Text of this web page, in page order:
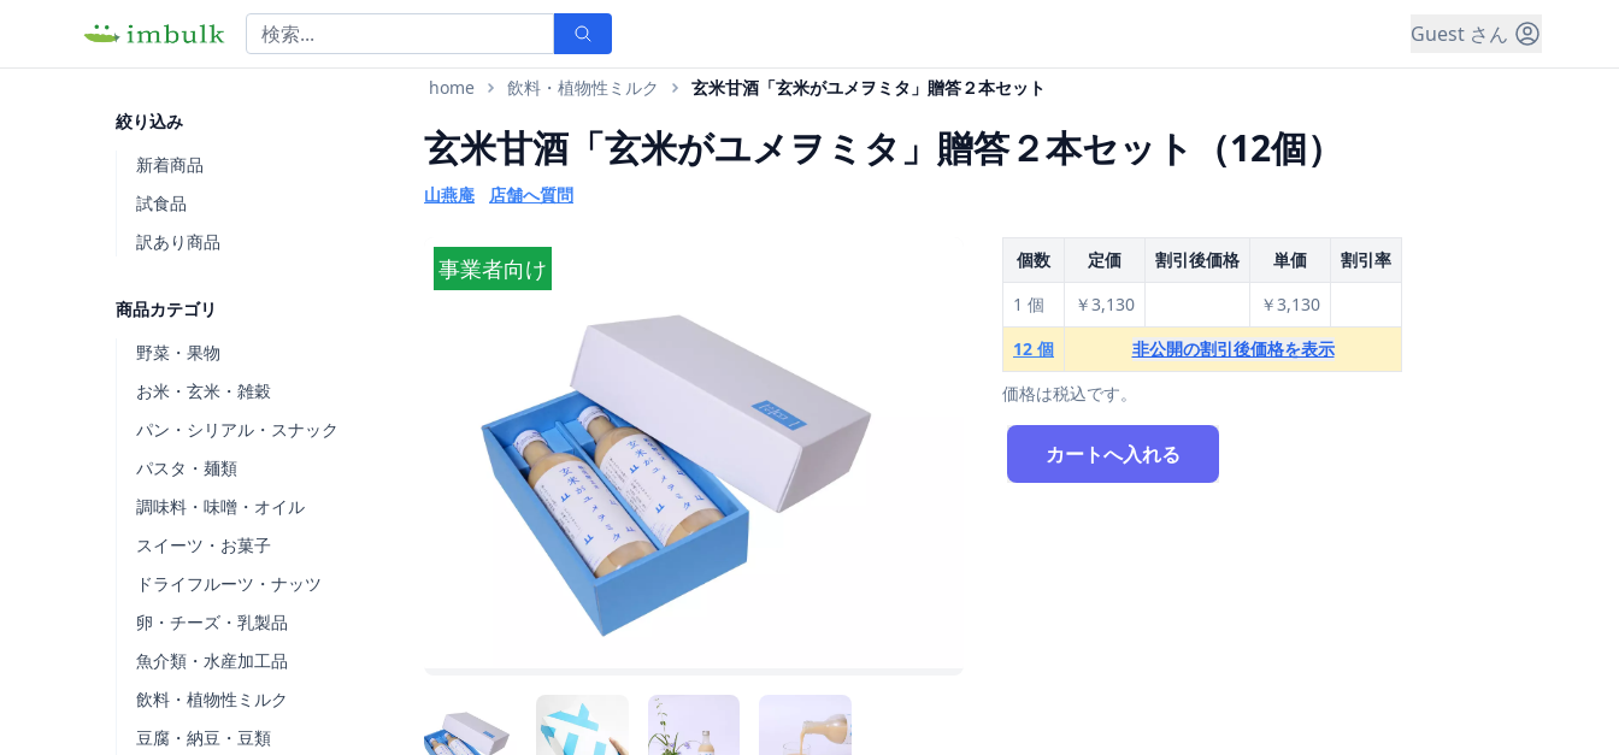
Guest さん
絞り込み
新着商品
試食品
訳あり商品
商品カテゴリ
野菜・果物
お米・玄米・雑穀
パン・シリアル・スナック
パスタ・麺類
調味料・味噌・オイル
スイーツ・お菓子
ドライフルーツ・ナッツ
卵・チーズ・乳製品
魚介類・水産加工品
飲料・植物性ミルク
豆腐・納豆・豆類
home 飲料・植物性ミルク 玄米甘酒「玄米がユメヲミタ」贈答２本セット
玄米甘酒「玄米がユメヲミタ」贈答２本セット（12個）
山燕庵 店舗へ質問
事業者向け 個数 定価 割引後価格 単価
割引率
1 個
￥3,130
￥3,130
12 個
非公開の割引後価格を表示
価格は税込です。
カートへ入れる